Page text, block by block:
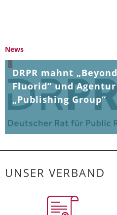
News
DRPR mahnt „Beyond
Fluorid“ und Agentur
„Publishing Group“
UNSER VERBAND